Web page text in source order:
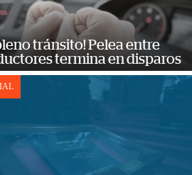
tránsito! Pelea entre
termina en disparos